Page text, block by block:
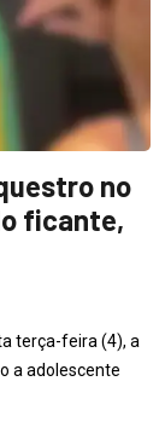
no
ficante,
terça-feira (4), a
a adolescente